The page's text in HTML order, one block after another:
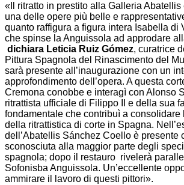
«Il ritratto in prestito alla Galleria
una delle opere più belle e
quanto raffigura a figura intera Isabella di
che spinse la Anguissola ad approdare
dichiara Leticia Ruiz Gómez, curatrice
Pittura Spagnola del Rinascimento del
sarà presente all’inaugurazione con un
approfondimento dell’opera. A questa
Cremona conobbe e interagì con Alonso
ritrattista ufficiale di Filippo II e della sua
fondamentale che contribuì a consolidare
della ritrattistica di corte in Spagna.
dell’Abatellis Sánchez Coello è presente
sconosciuta alla maggior parte degli
spagnola; dopo il restauro rivelerà
Sofonisba Anguissola. Un’eccellente
ammirare il lavoro di questi pittori».